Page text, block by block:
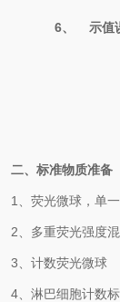
6、 示值
二、标准物质准备
1、荧光微球，单
2、多重荧光强度
3、计数荧光微球
4、淋巴细胞计数